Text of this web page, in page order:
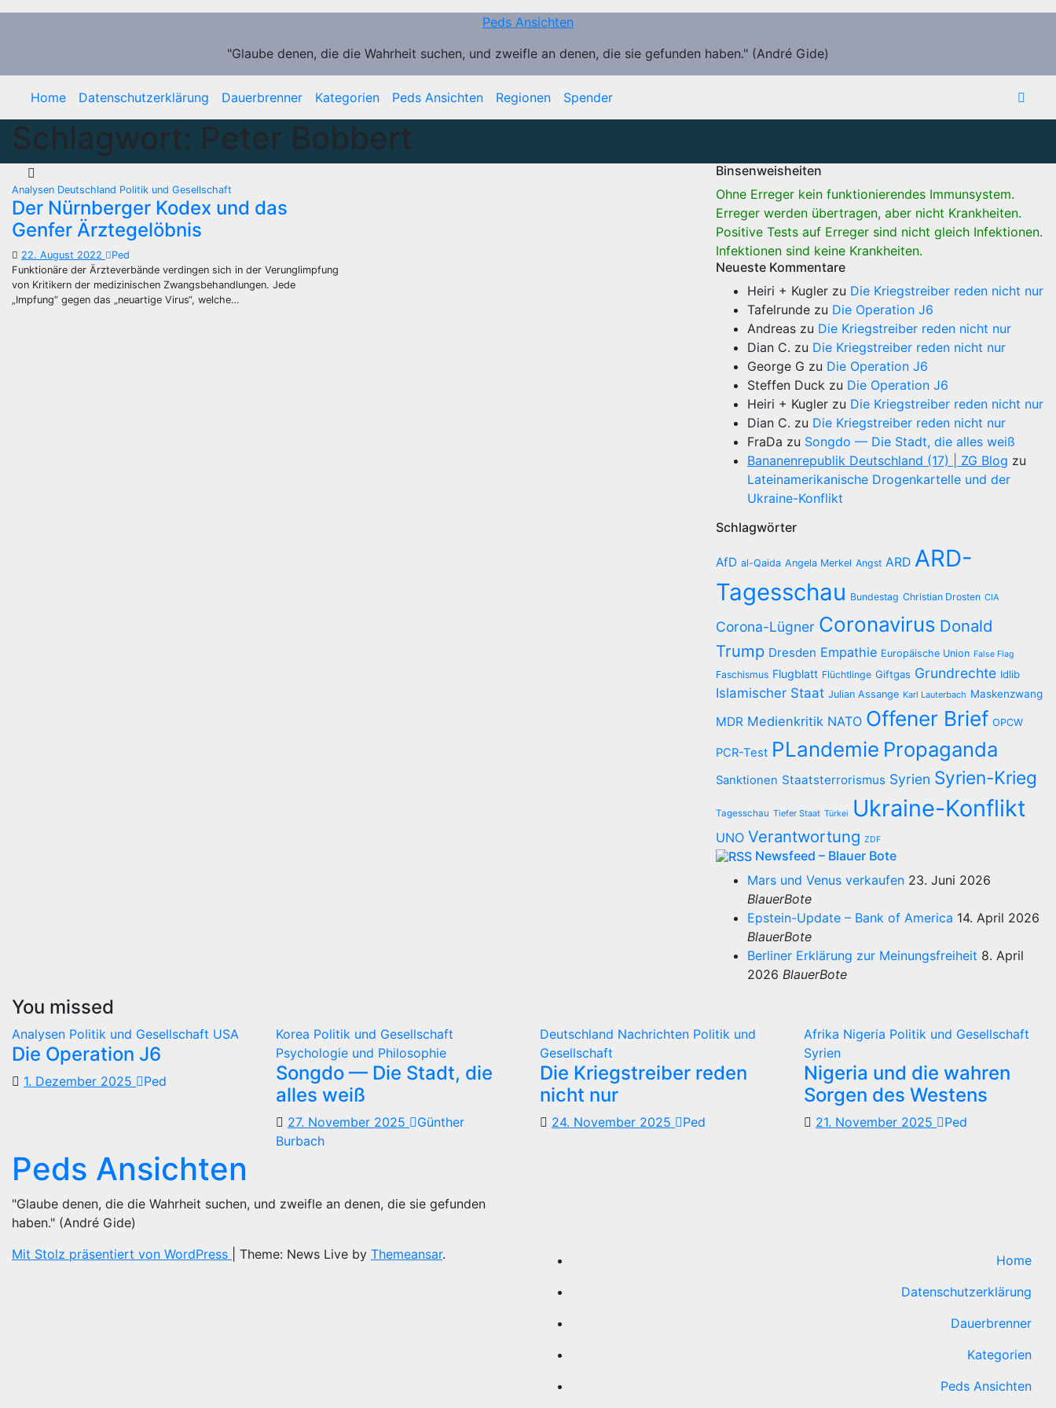
Zum
Peds Ansichten
"Glaube denen, die die Wahrheit suchen, und zweifle an denen, die sie gefunden haben." (André Gide)
Home Datenschutzerklärung Dauerbrenner Kategorien Peds Ansichten Regionen Spender
Schlagwort: Peter Bobbert
Analysen Deutschland Politik und Gesellschaft
Der Nürnberger Kodex und das
Genfer Ärztegelöbnis
22. August 2022
Ped
Funktionäre der Ärzteverbände verdingen sich in der Verunglimpfung
von Kritikern der medizinischen Zwangsbehandlungen. Jede
„Impfung“ gegen das „neuartige Virus“, welche…
Binsenweisheiten
Ohne Erreger kein funktionierendes Immunsystem.
Erreger werden übertragen, aber nicht Krankheiten.
Positive Tests auf Erreger sind nicht gleich Infektionen.
Infektionen sind keine Krankheiten.
Neueste Kommentare
Heiri + Kugler zu Die Kriegstreiber reden nicht nur
Tafelrunde zu Die Operation J6
Andreas zu Die Kriegstreiber reden nicht nur
Dian C. zu Die Kriegstreiber reden nicht nur
George G zu Die Operation J6
Steffen Duck zu Die Operation J6
Heiri + Kugler zu Die Kriegstreiber reden nicht nur
Dian C. zu Die Kriegstreiber reden nicht nur
FraDa zu Songdo — Die Stadt, die alles weiß
Bananenrepublik Deutschland (17) | ZG Blog zu
Lateinamerikanische Drogenkartelle und der
Ukraine-Konflikt
Schlagwörter
AfD al-Qaida Angela Merkel Angst ARD ARD-
Tagesschau Bundestag Christian Drosten CIA
Corona-Lügner Coronavirus Donald
Trump Dresden Empathie Europäische Union False Flag
Faschismus Flugblatt Flüchtlinge Giftgas Grundrechte Idlib
Islamischer Staat Julian Assange Karl Lauterbach Maskenzwang
MDR Medienkritik NATO Offener Brief OPCW
PCR-Test PLandemie Propaganda
Sanktionen Staatsterrorismus Syrien Syrien-Krieg
Tagesschau Tiefer Staat Türkei Ukraine-Konflikt
UNO Verantwortung ZDF
Newsfeed – Blauer Bote
Mars und Venus verkaufen 23. Juni 2026
BlauerBote
Epstein-Update – Bank of America 14. April 2026
BlauerBote
Berliner Erklärung zur Meinungsfreiheit 8. April
2026 BlauerBote
You missed
Analysen Politik und Gesellschaft USA
Die Operation J6
1. Dezember 2025 Ped
Korea Politik und Gesellschaft
Psychologie und Philosophie
Songdo — Die Stadt, die
alles weiß
27. November 2025
Günther
Burbach
Deutschland Nachrichten Politik und
Gesellschaft
Die Kriegstreiber reden
nicht nur
24. November 2025 Ped
Afrika Nigeria Politik und Gesellschaft
Syrien
Nigeria und die wahren
Sorgen des Westens
21. November 2025 Ped
Peds Ansichten
"Glaube denen, die die Wahrheit suchen, und zweifle an denen, die sie gefunden
haben." (André Gide)
Mit Stolz präsentiert von WordPress
Theme: News Live by Themeansar.
Home
Datenschutzerklärung
Dauerbrenner
Kategorien
Peds Ansichten